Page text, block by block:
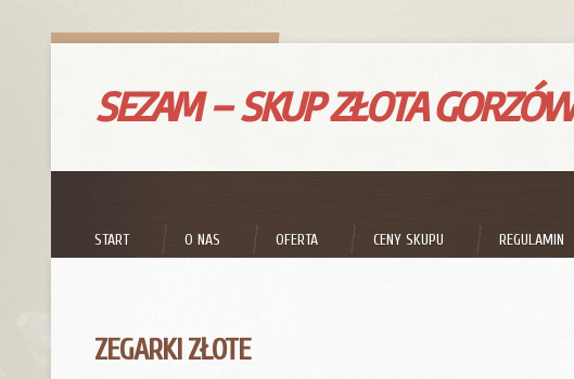
SEZAM – SKUP ZŁOTA GORZÓW
START O NAS OFERTA CENY SKUPU REGULAMIN
ZEGARKI ZŁOTE